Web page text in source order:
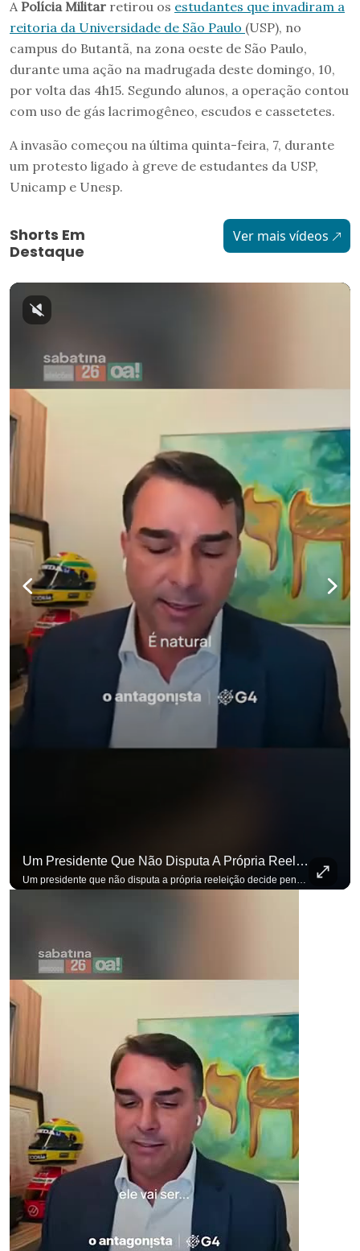
A Polícia Militar retirou os estudantes que invadiram a
reitoria da Universidade de São Paulo (USP), no
campus do Butantã, na zona oeste de São Paulo,
durante uma ação na madrugada deste domingo, 10,
por volta das 4h15. Segundo alunos, a operação contou
com uso de gás lacrimogêneo, escudos e cassetetes.
A invasão começou na última quinta-feira, 7, durante
um protesto ligado à greve de estudantes da USP,
Unicamp e Unesp.
Shorts Em
Destaque
Ver mais vídeos
Um Presidente Que Não Disputa A Própria Reeleição Decide Pensando Em Quem Vem Depois.